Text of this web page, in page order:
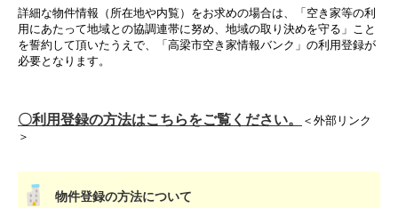
詳細な物件情報（所在地や内覧）をお求めの場合は、「空き家等の利
用にあたって地域との協調連帯に努め、地域の取り決めを守る」こと
を誓約して頂いたうえで、「高梁市空き家情報バンク」の利用登録が
必要となります。
〇利用登録の方法はこちらをご覧ください。
＜外部リンク
＞
物件登録の方法について